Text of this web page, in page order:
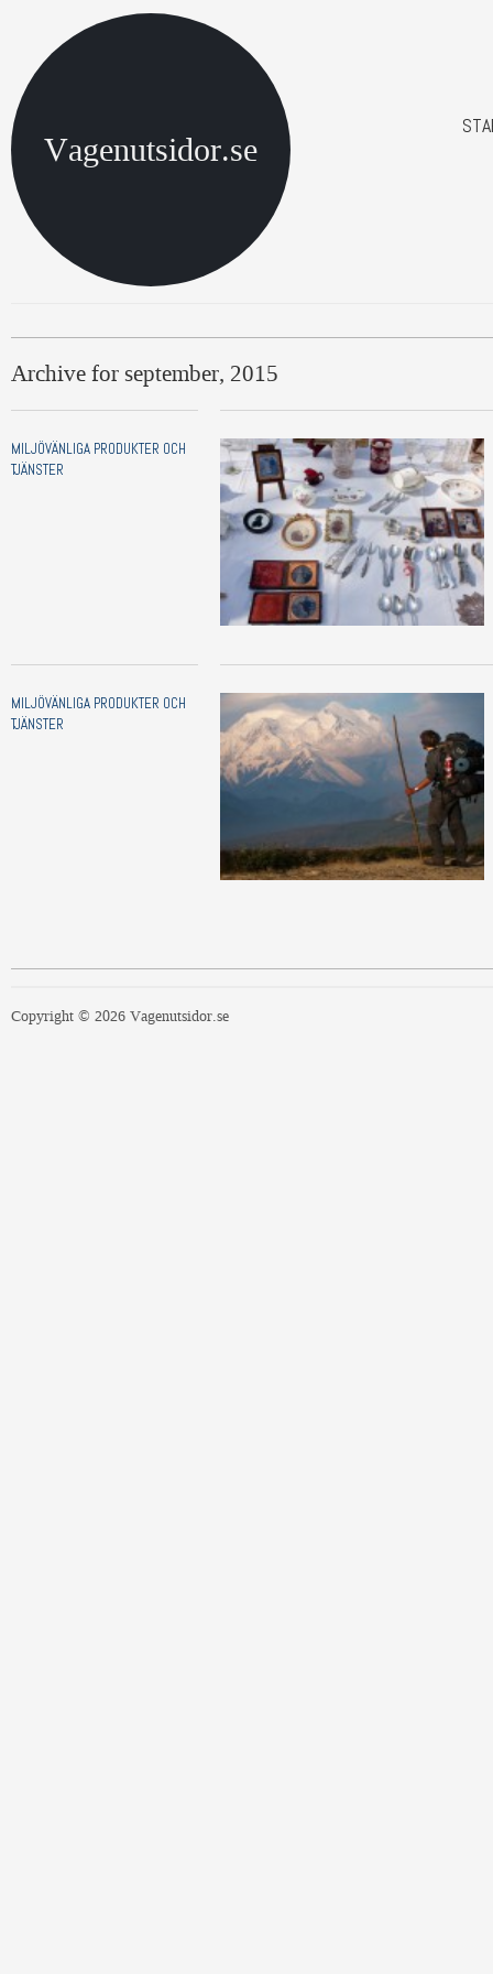
Vagenutsidor.se
Archive for september, 2015
MILJÖVÄNLIGA PRODUKTER OCH
TJÄNSTER
MILJÖVÄNLIGA PRODUKTER OCH
TJÄNSTER
Copyright © 2026 Vagenutsidor.se